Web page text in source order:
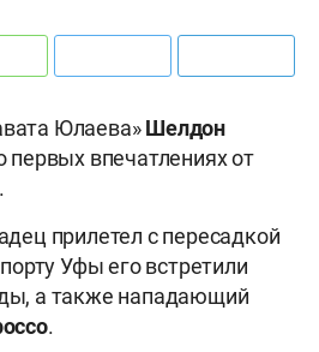
Юлаева»Шелдон
первых впечатлениях от
прилетел с пересадкой
Уфы его встретили
а также нападающий
.